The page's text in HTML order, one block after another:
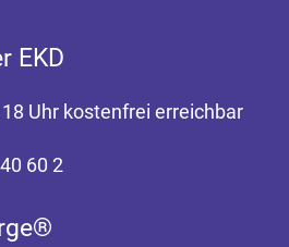
EKD
Uhr kostenfrei erreichbar
60 2